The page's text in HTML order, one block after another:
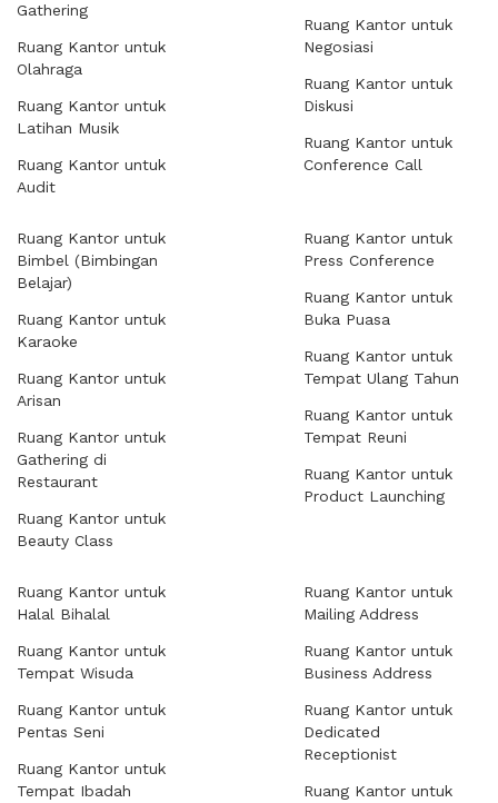
Gathering
Ruang Kantor untuk
Olahraga
Ruang Kantor untuk
Latihan Musik
Ruang Kantor untuk
Audit
Ruang Kantor untuk
Negosiasi
Ruang Kantor untuk
Diskusi
Ruang Kantor untuk
Conference Call
Ruang Kantor untuk
Bimbel (Bimbingan
Belajar)
Ruang Kantor untuk
Karaoke
Ruang Kantor untuk
Arisan
Ruang Kantor untuk
Gathering di
Restaurant
Ruang Kantor untuk
Beauty Class
Ruang Kantor untuk
Press Conference
Ruang Kantor untuk
Buka Puasa
Ruang Kantor untuk
Tempat Ulang Tahun
Ruang Kantor untuk
Tempat Reuni
Ruang Kantor untuk
Product Launching
Ruang Kantor untuk
Halal Bihalal
Ruang Kantor untuk
Tempat Wisuda
Ruang Kantor untuk
Pentas Seni
Ruang Kantor untuk
Tempat Ibadah
Ruang Kantor untuk
Mailing Address
Ruang Kantor untuk
Business Address
Ruang Kantor untuk
Dedicated
Receptionist
Ruang Kantor untuk